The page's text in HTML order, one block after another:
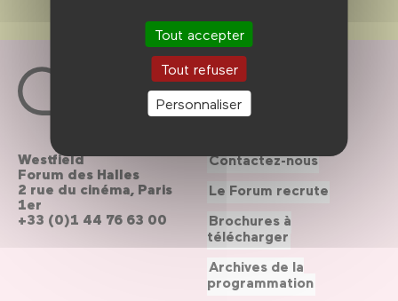
Tout accepter
Tout refuser
Personnaliser
Westfield
Forum des Halles
2 rue du cinéma, Paris
1er
+33 (0)1 44 76 63 00
Contactez-nous
Le Forum recrute
Brochures à
télécharger
Archives de la
programmation